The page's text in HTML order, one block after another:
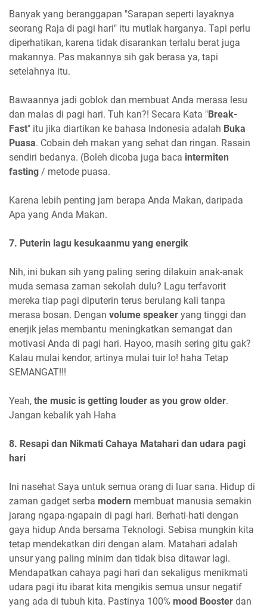
Banyak yang beranggapan "Sarapan seperti layaknya
seorang Raja di pagi hari" itu mutlak harganya. Tapi perlu
diperhatikan, karena tidak disarankan terlalu berat juga
makannya. Pas makannya sih gak berasa ya, tapi
setelahnya itu.
Bawaannya jadi goblok dan membuat Anda merasa lesu
dan malas di pagi hari. Tuh kan?! Secara Kata "Break-
Fast" itu jika diartikan ke bahasa Indonesia adalah Buka
Puasa. Cobain deh makan yang sehat dan ringan. Rasain
sendiri bedanya. (Boleh dicoba juga baca intermiten
fasting / metode puasa.
Karena lebih penting jam berapa Anda Makan, daripada
Apa yang Anda Makan.
7. Puterin lagu kesukaanmu yang energik
Nih, ini bukan sih yang paling sering dilakuin anak-anak
muda semasa zaman sekolah dulu? Lagu terfavorit
mereka tiap pagi diputerin terus berulang kali tanpa
merasa bosan. Dengan volume speaker yang tinggi dan
enerjik jelas membantu meningkatkan semangat dan
motivasi Anda di pagi hari. Hayoo, masih sering gitu gak?
Kalau mulai kendor, artinya mulai tuir lo! haha Tetap
SEMANGAT!!!
Yeah, the music is getting louder as you grow older.
Jangan kebalik yah Haha
8. Resapi dan Nikmati Cahaya Matahari dan udara pagi
hari
Ini nasehat Saya untuk semua orang di luar sana. Hidup di
zaman gadget serba modern membuat manusia semakin
jarang ngapa-ngapain di pagi hari. Berhati-hati dengan
gaya hidup Anda bersama Teknologi. Sebisa mungkin kita
tetap mendekatkan diri dengan alam. Matahari adalah
unsur yang paling minim dan tidak bisa ditawar lagi.
Mendapatkan cahaya pagi hari dan sekaligus menikmati
udara pagi itu ibarat kita mengikis semua unsur negatif
yang ada di tubuh kita. Pastinya 100% mood Booster dan